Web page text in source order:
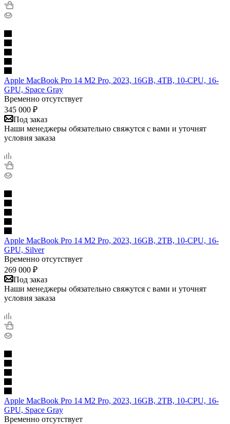
Apple MacBook Pro 14 M2 Pro, 2023, 16GB, 4TB, 10-CPU, 16-
GPU, Space Gray
Временно отсутствует
345 000 ₽
Под заказ
Наши менеджеры обязательно свяжутся с вами и уточнят
условия заказа
Apple MacBook Pro 14 M2 Pro, 2023, 16GB, 2TB, 10-CPU, 16-
GPU, Silver
Временно отсутствует
269 000 ₽
Под заказ
Наши менеджеры обязательно свяжутся с вами и уточнят
условия заказа
Apple MacBook Pro 14 M2 Pro, 2023, 16GB, 2TB, 10-CPU, 16-
GPU, Space Gray
Временно отсутствует